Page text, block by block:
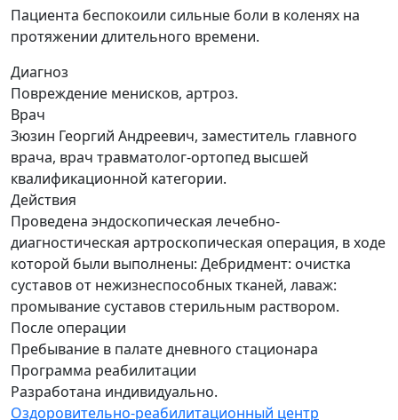
Пациента беспокоили сильные боли в коленях на
протяжении длительного времени.
Диагноз
Повреждение менисков, артроз.
Врач
Зюзин Георгий Андреевич, заместитель главного
врача, врач травматолог-ортопед высшей
квалификационной категории.
Действия
Проведена эндоскопическая лечебно-
диагностическая артроскопическая операция, в ходе
которой были выполнены: Дебридмент: очистка
суставов от нежизнеспособных тканей, лаваж:
промывание суставов стерильным раствором.
После операции
Пребывание в палате дневного стационара
Программа реабилитации
Разработана индивидуально.
Оздоровительно-реабилитационный центр